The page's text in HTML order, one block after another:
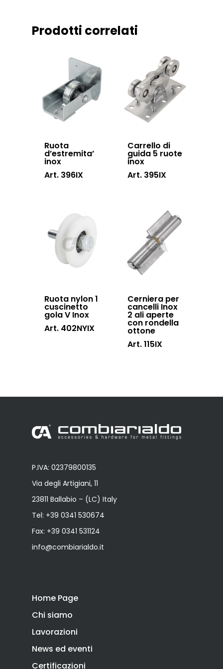
Prodotti correlati
Ruota
d’estremita’
inox
Art. 396IX
Carrello di
guida 5 ruote
inox
Art. 395IX
Ruota nylon 1
cuscinetto
gola V Inox
Art. 402NYIX
Cerniera per
cancelli Inox
2 ali aperte
con rondella
ottone
Art. 115IX
P.IVA: 02379800135
Via degli Artigiani, 11
23811 Ballabio – (LC) Italy
Tel: +39 0341 530674
Fax: +39 0341 531124
info@combiarialdo.it
Home Page
Chi siamo
Lavorazioni
News ed eventi
Certificazioni
Accessori
sospesi
Swing gates
accessories
Sistemi di
Hardware
Inox
Lavora con noi